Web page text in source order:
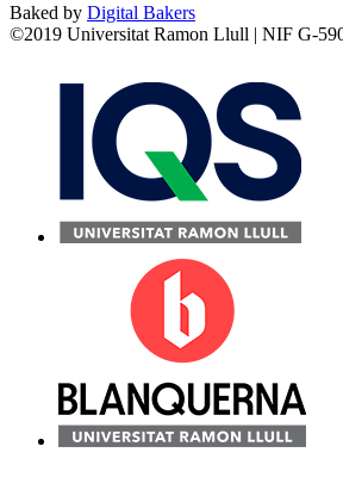
Baked by Digital Bakers
©2019 Universitat Ramon Llull | NIF G-